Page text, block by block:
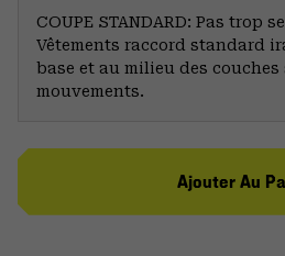
COUPE STANDARD: Pas trop
Vêtements raccord standard
base et au milieu des
mouvements.
Ajouter Au